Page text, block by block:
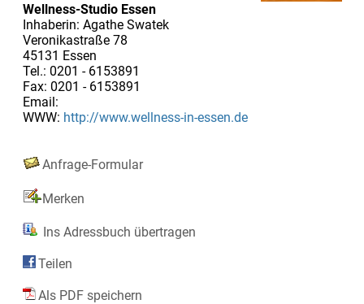
Wellness-Studio Essen
Inhaberin: Agathe Swatek
Veronikastraße 78
45131 Essen
Tel.: 0201 - 6153891
Fax: 0201 - 6153891
Email:
WWW: http://www.wellness-in-essen.de
Anfrage-Formular
Merken
Ins Adressbuch übertragen
Teilen
Als PDF speichern